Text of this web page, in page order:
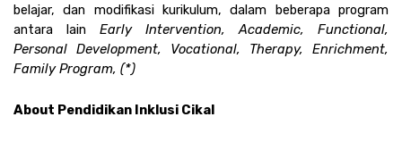
belajar, dan modifikasi kurikulum, dalam beberapa program
antara lain Early Intervention, Academic, Functional,
Personal Development, Vocational, Therapy, Enrichment,
Family Program, (*)
About Pendidikan Inklusi Cikal